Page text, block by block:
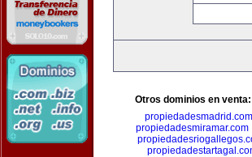
Otros dominios en venta:
propiedadesmiramar.com